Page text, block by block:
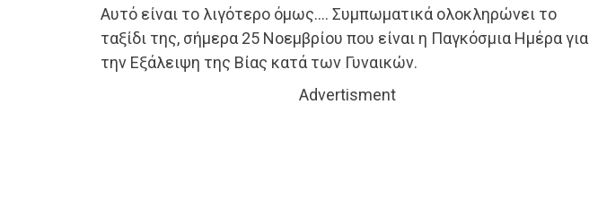
Αυτό είναι το λιγότερο όμως…. Συμπωματικά ολοκληρώνει το
ταξίδι της, σήμερα 25 Νοεμβρίου που είναι η Παγκόσμια Ημέρα για
την Εξάλειψη της Βίας κατά των Γυναικών.
Advertisment